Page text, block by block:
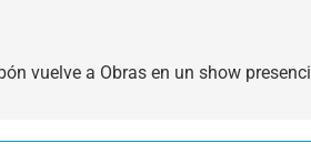
vuelve a Obras en un show